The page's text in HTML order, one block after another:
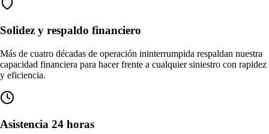
Solidez y respaldo financiero
Más de cuatro décadas de operación ininterrumpida respaldan nuestra
capacidad financiera para hacer frente a cualquier siniestro con rapidez
y eficiencia.
Asistencia 24 horas